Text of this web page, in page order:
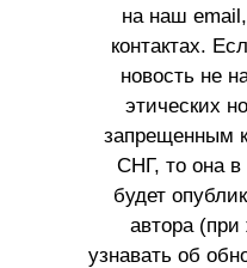
на наш
контактах.
новость не
этических
запрещенным
СНГ, то она в
будет
автора
узнавать об